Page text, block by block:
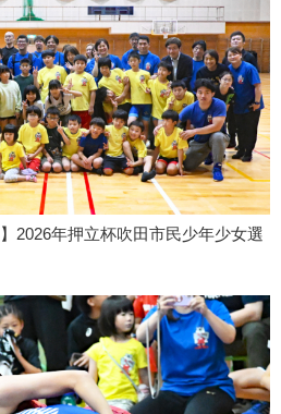
2026年押立杯吹田市民少年少女選